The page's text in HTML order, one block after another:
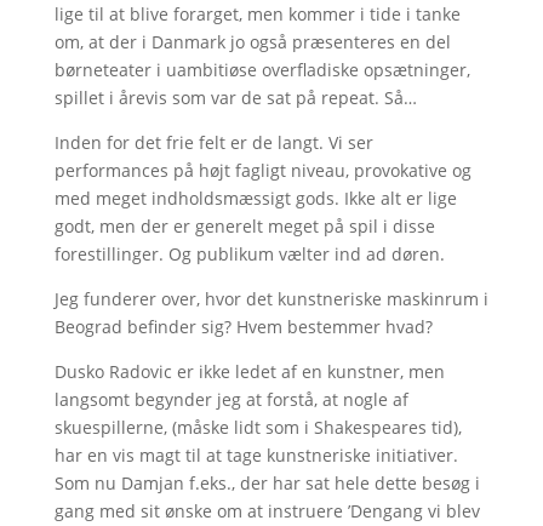
lige til at blive forarget, men kommer i tide i tanke
om, at der i Danmark jo også præsenteres en del
børneteater i uambitiøse overfladiske opsætninger,
spillet i årevis som var de sat på repeat. Så…
Inden for det frie felt er de langt. Vi ser
performances på højt fagligt niveau, provokative og
med meget indholdsmæssigt gods. Ikke alt er lige
godt, men der er generelt meget på spil i disse
forestillinger. Og publikum vælter ind ad døren.
Jeg funderer over, hvor det kunstneriske maskinrum i
Beograd befinder sig? Hvem bestemmer hvad?
Dusko Radovic er ikke ledet af en kunstner, men
langsomt begynder jeg at forstå, at nogle af
skuespillerne, (måske lidt som i Shakespeares tid),
har en vis magt til at tage kunstneriske initiativer.
Som nu Damjan f.eks., der har sat hele dette besøg i
gang med sit ønske om at instruere ’Dengang vi blev